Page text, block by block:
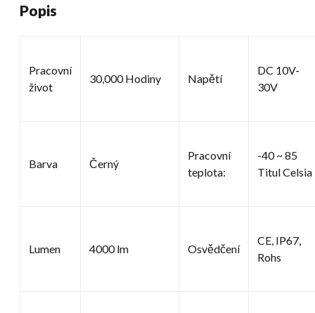
Popis
Pracovní
život
30,000 Hodiny Napětí
DC 10V-
30V
Barva Černý
Pracovní
teplota:
-40 ~ 85
Titul Celsia
Lumen 4000 lm Osvědčení
CE, IP67,
Rohs